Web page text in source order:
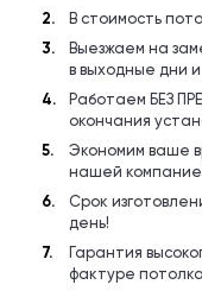
В стоимость
Выезжаем на
в выходные дни
Работаем БЕЗ
окончания
Экономим ваше
нашей
Срок
день!
Гарантия
фактуре потолка